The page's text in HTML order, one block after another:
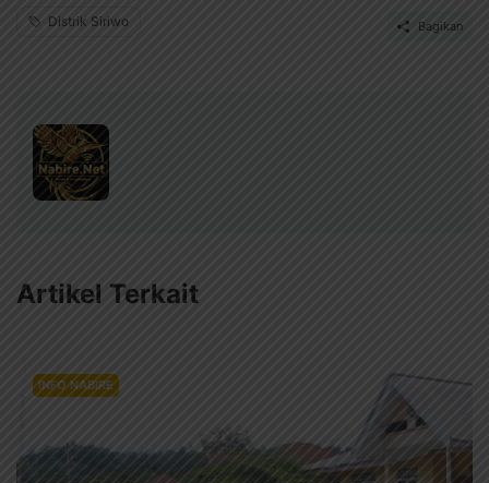
Distrik Siriwo Bagikan
Artikel Terkait
INFO NABIRE